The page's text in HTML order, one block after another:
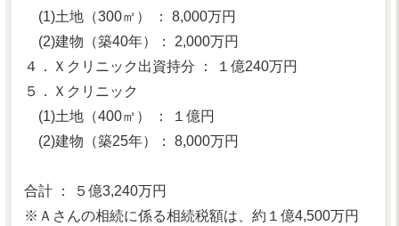
(1)土地（300㎡） ： 8,000万円
(2)建物（築40年）： 2,000万円
４．Ｘクリニック出資持分 ： １億240万円
５．Ｘクリニック
(1)土地（400㎡） ： １億円
(2)建物（築25年）： 8,000万円
合計 ： ５億3,240万円
※Ａさんの相続に係る相続税額は、約１億4,500万円